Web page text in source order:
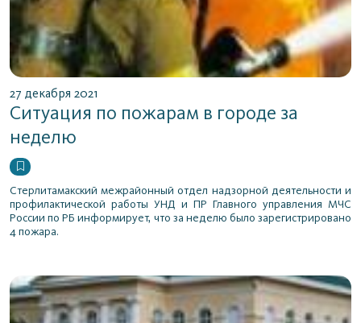
27 декабря 2021
Ситуация по пожарам в городе за
неделю
Стерлитамакский межрайонный отдел надзорной деятельности и
профилактической работы УНД и ПР Главного управления МЧС
России по РБ информирует, что за неделю было зарегистрировано
4 пожара.